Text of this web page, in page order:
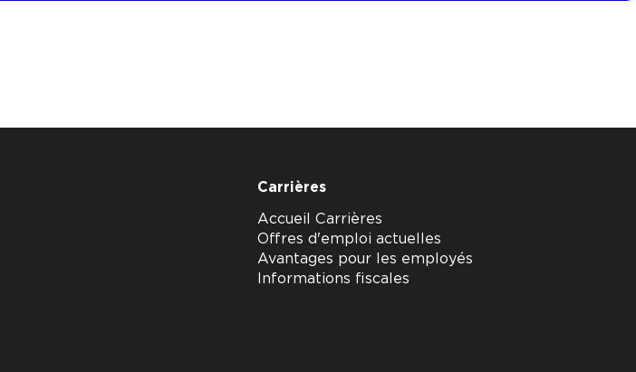
Carrières
Accueil Carrières
Offres d'emploi actuelles
Avantages pour les employés
Informations fiscales